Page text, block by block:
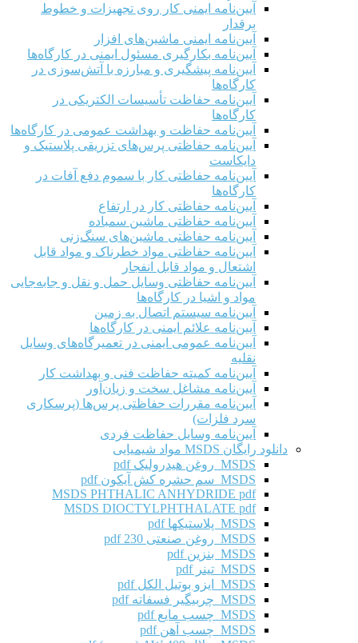
آیین‌نامه ایمنی کار روی تجهیزات و خطوط
برقدار
آیین‌نامه ایمنی ماشین‌های افزار
آیین‌نامه بکارگیری مسئول ایمنی در کارگاه‌ها
آیین‌نامه پیشگیری و مبارزه با آتش‌سوزی در
کارگاه‌ها
آیین‌نامه حفاظت تأسیسات الکتریکی در
کارگاه‌ها
آیین‌نامه حفاظت و بهداشت عمومی در کارگاه‌ها
آیین‌نامه حفاظتی پرس‌های تزریقی پلاستیک و
دایکاست
آیین‌نامه حفاظتی کار با سموم دفع آفات در
کارگاه‌ها
آیین‌نامه حفاظتی کار در ارتفاع
آیین‌نامه حفاظتی ماشین سمباده
آیین‌نامه حفاظتی ماشین‌های سنگ‌زنی
آیین‌نامه حفاظتی مواد خطرناک و مواد قابل
اشتعال و مواد قابل انفجار
آیین‌نامه حفاظتی وسایل حمل و نقل و جابه‌جایی
مواد و اشیا در کارگاه‌ها
آیین‌نامه سیستم اتصال به زمین
آیین‌نامه علائم ایمنی در کارگاه‌ها
آیین‌نامه عمومی ایمنی در تعمیرگاه‌های وسایل
نقلیه
آیین‌نامه کمیته حفاظت فنی و بهداشت کار
آیین‌نامه مشاغل سخت و زیان‌آور
آیین‌نامه مقررات حفاظتی پرس‌ها (پرسکاری
سرد فلزات)
آیین‌نامه وسایل حفاظت فردی
دانلود رایگان MSDS مواد شیمیایی
MSDS روغن هیدرولیک pdf
MSDS سم حشره کش آیکون pdf
MSDS PHTHALIC ANHYDRIDE pdf
MSDS DIOCTYLPHTHALATE pdf
MSDS پلاستیکها pdf
MSDS روغن صنعتی 230 pdf
MSDS بنزین pdf
MSDS تینر pdf
MSDS ایزو بوتیل الکل pdf
MSDS چربیگیر فسفاته pdf
MSDS چسب مایع pdf
MSDS چسب آهن pdf